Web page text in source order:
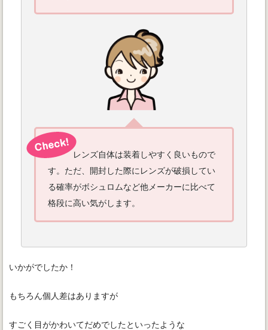
レンズ自体は装着しやすく良いもので
す。ただ、開封した際にレンズが破損してい
る確率がボシュロムなど他メーカーに比べて
格段に高い気がします。
いかがでしたか！
もちろん個人差はありますが
すごく目がかわいてだめでしたといったような